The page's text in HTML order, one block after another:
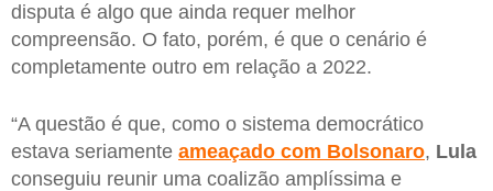
disputa é algo que ainda requer melhor
compreensão. O fato, porém, é que o cenário é
completamente outro em relação a 2022.
“A questão é que, como o sistema democrático
estava seriamente ameaçado com Bolsonaro, Lula
conseguiu reunir uma coalizão amplíssima e